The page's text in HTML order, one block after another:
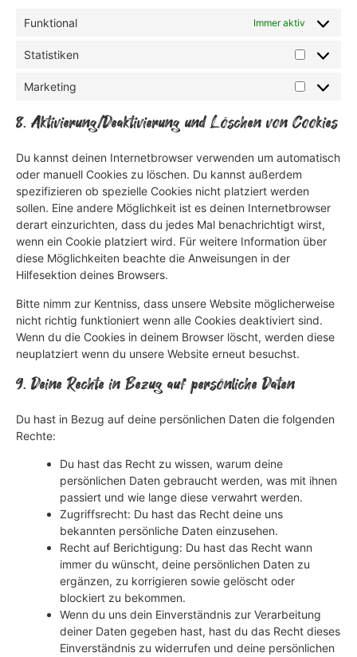
Funktional Immer aktiv
Statistiken
Marketing
8. Aktivierung/Deaktivierung und Löschen von Cookies
Du kannst deinen Internetbrowser verwenden um automatisch
oder manuell Cookies zu löschen. Du kannst außerdem
spezifizieren ob spezielle Cookies nicht platziert werden
sollen. Eine andere Möglichkeit ist es deinen Internetbrowser
derart einzurichten, dass du jedes Mal benachrichtigt wirst,
wenn ein Cookie platziert wird. Für weitere Information über
diese Möglichkeiten beachte die Anweisungen in der
Hilfesektion deines Browsers.
Bitte nimm zur Kentniss, dass unsere Website möglicherweise
nicht richtig funktioniert wenn alle Cookies deaktiviert sind.
Wenn du die Cookies in deinem Browser löscht, werden diese
neuplatziert wenn du unsere Website erneut besuchst.
9. Deine Rechte in Bezug auf persönliche Daten
Du hast in Bezug auf deine persönlichen Daten die folgenden
Rechte:
Du hast das Recht zu wissen, warum deine
persönlichen Daten gebraucht werden, was mit ihnen
passiert und wie lange diese verwahrt werden.
Zugriffsrecht: Du hast das Recht deine uns
bekannten persönliche Daten einzusehen.
Recht auf Berichtigung: Du hast das Recht wann
immer du wünscht, deine persönlichen Daten zu
ergänzen, zu korrigieren sowie gelöscht oder
blockiert zu bekommen.
Wenn du uns dein Einverständnis zur Verarbeitung
deiner Daten gegeben hast, hast du das Recht dieses
Einverständnis zu widerrufen und deine persönlichen